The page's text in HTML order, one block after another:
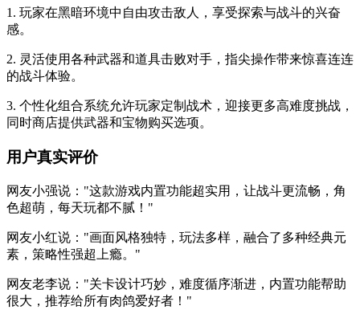
1. 玩家在黑暗环境中自由攻击敌人，享受探索与战斗的兴奋
感。
2. 灵活使用各种武器和道具击败对手，指尖操作带来惊喜连连
的战斗体验。
3. 个性化组合系统允许玩家定制战术，迎接更多高难度挑战，
同时商店提供武器和宝物购买选项。
用户真实评价
网友小强说："这款游戏内置功能超实用，让战斗更流畅，角
色超萌，每天玩都不腻！"
网友小红说："画面风格独特，玩法多样，融合了多种经典元
素，策略性强超上瘾。"
网友老李说："关卡设计巧妙，难度循序渐进，内置功能帮助
很大，推荐给所有肉鸽爱好者！"